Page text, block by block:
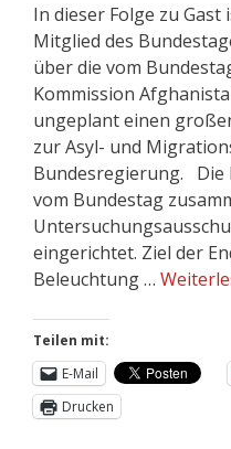
In dieser Folge zu Gast
Mitglied des
über die vom
Kommission
ungeplant einen
zur Asyl- und
Bundesregierung. Die
vom Bundestag
eingerichtet. Ziel der
Beleuchtung …
Teilen mit:
E-Mail
Drucken